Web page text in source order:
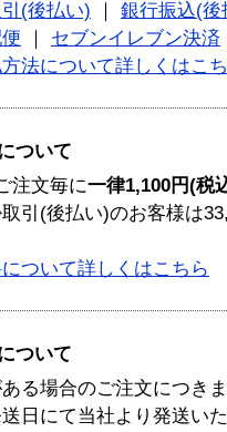
(後払い)
銀行振込(後
セブンイレブン決済
法について詳しくはこ
ついて
注文毎に一律1,100円(税
引(後払い)のお客様は
ついて詳しくはこちら
ついて
る場合のご注文につき
日にて当社より発送い